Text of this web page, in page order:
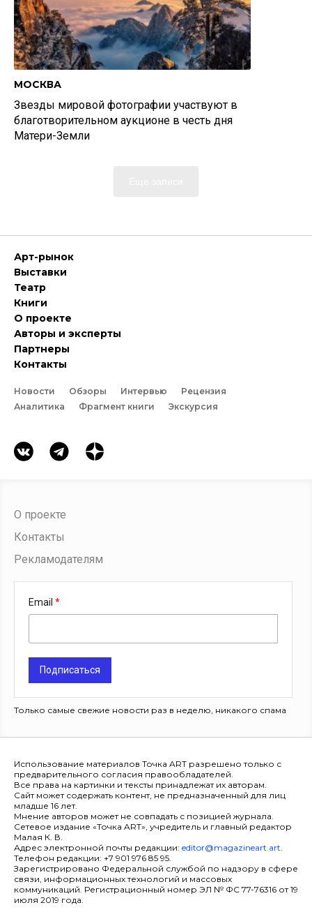
МОСКВА
Звезды мировой фотографии участвуют в
благотворительном аукционе в честь дня
Матери-Земли
Арт-рынок
Выставки
Театр
Книги
О проекте
Авторы и эксперты
Партнеры
Контакты
Новости Обзоры Интервью
Рецензия
Аналитика
Фрагмент книги Экскурсия
О проекте
Контакты
Рекламодателям
Email
Подписаться
Только самые свежие новости раз в неделю, никакого спама
Использование материалов Точка ART разрешено только с
предварительного согласия правообладателей.
Все права на картинки и тексты принадлежат их авторам.
Сайт может содержать контент, не предназначенный для лиц
младше 16 лет.
Мнение авторов может не совпадать с позицией журнала.
Сетевое издание «Точка ART», учредитель и главный редактор
Малая К. В.
Адрес электронной почты редакции: editor@magazineart.art.
Телефон редакции: +7 901 976 85 95.
Зарегистрировано Федеральной службой по надзору в сфере
связи, информационных технологий и массовых
коммуникаций. Регистрационный номер ЭЛ № ФС 77-76316 от 19
июля 2019 года.